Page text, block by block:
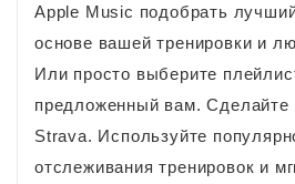
Apple Music подобрать
основе вашей тренировки и
Или просто выберите
предложенный вам. Сделайте
Strava. Используйте
отслеживания тренировок и